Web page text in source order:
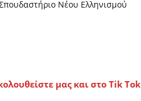
Νέου Ελληνισμού
μας και στο Tik Tok